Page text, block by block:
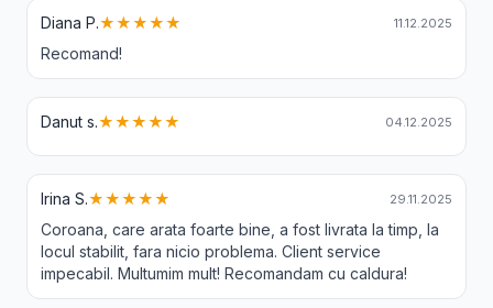
Diana P.★★★★★ 11.12.2025
Recomand!
Danut s.★★★★★ 04.12.2025
Irina S.★★★★★ 29.11.2025
Coroana, care arata foarte bine, a fost livrata la timp, la
locul stabilit, fara nicio problema. Client service
impecabil. Multumim mult! Recomandam cu caldura!